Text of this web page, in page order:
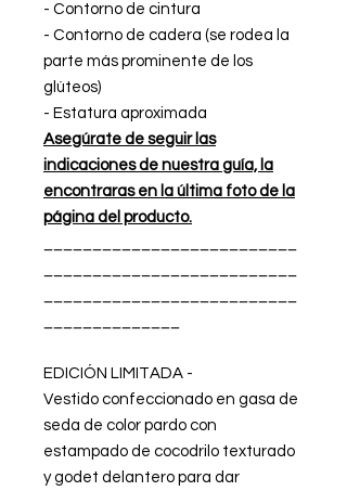
- Contorno de cintura
- Contorno de cadera (se rodea la
parte más prominente de los
glúteos)
- Estatura aproximada
Asegúrate de seguir las
indicaciones de nuestra guía, la
encontraras en la última foto de la
página del producto.
EDICIÓN LIMITADA -
Vestido confeccionado en gasa de
seda de color pardo con
estampado de cocodrilo texturado
y godet delantero para dar